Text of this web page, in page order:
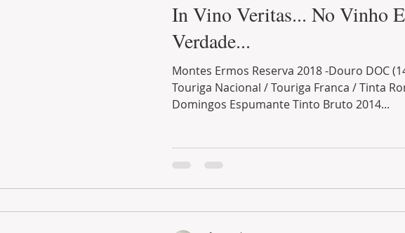
In Vino Veritas... No Vinho
Verdade...
Montes Ermos Reserva 2018 -Douro DOC
Touriga Nacional / Touriga Franca / Tinta
Domingos Espumante Tinto Bruto 2014...